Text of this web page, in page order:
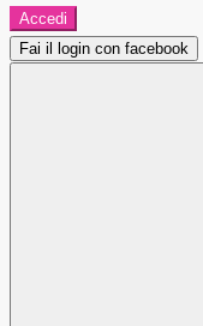
Accedi
Fai il login con facebook